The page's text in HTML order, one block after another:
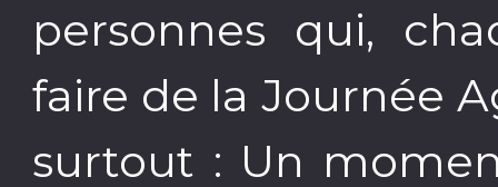
personnes qui,
faire de la Journée
surtout : Un